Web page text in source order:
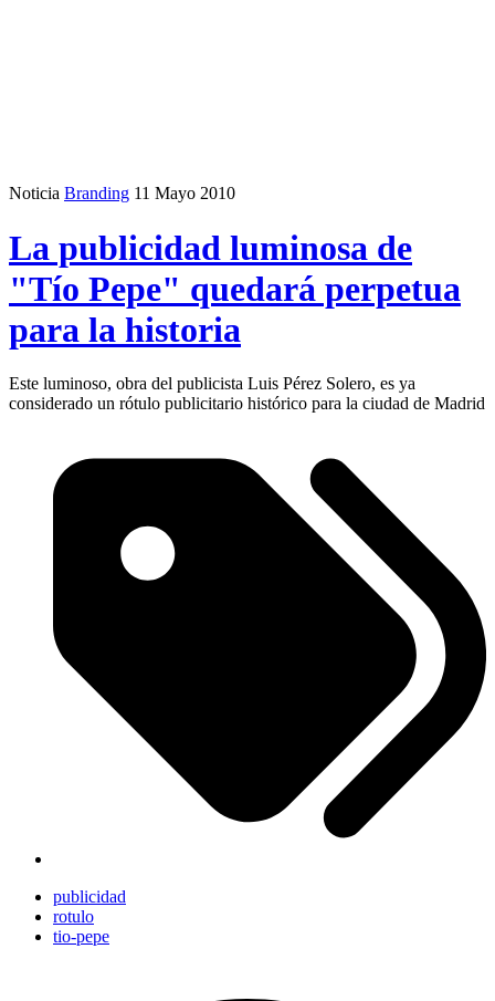
Noticia Branding 11 Mayo 2010
La publicidad luminosa de
"Tío Pepe" quedará perpetua
para la historia
Este luminoso, obra del publicista Luis Pérez Solero, es ya
considerado un rótulo publicitario histórico para la ciudad de Madrid
publicidad
rotulo
tio-pepe